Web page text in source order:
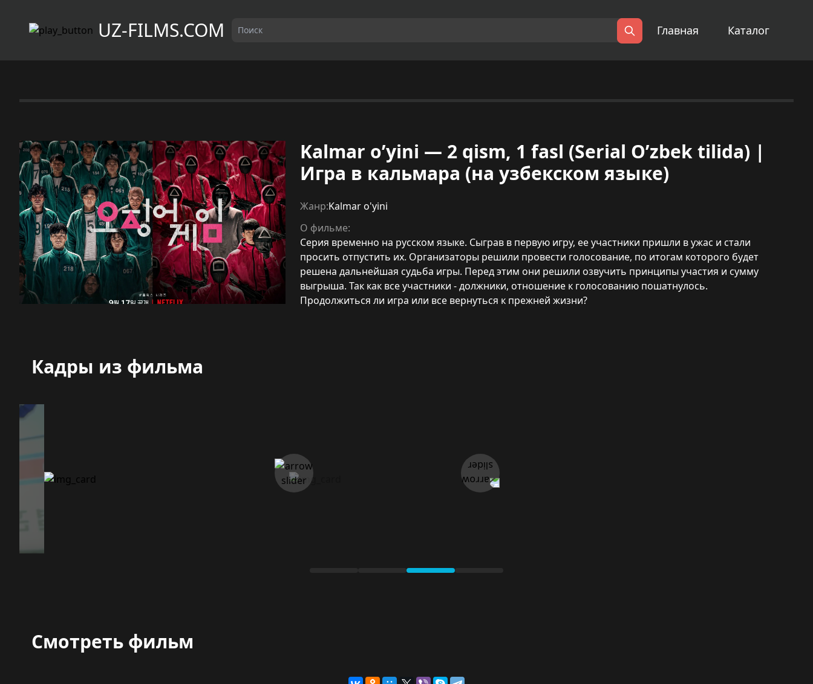
UZ-FILMS.COM Поиск
Главная Каталог
Kalmar o’yini — 2 qism, 1 fasl (Serial O’zbek tilida) |
Игра в кальмара (на узбекском языке)
Жанр:Kalmar o'yini
О фильме:
Серия временно на русском языке. Сыграв в первую игру, ее участники пришли в ужас и стали
просить отпустить их. Организаторы решили провести голосование, по итогам которого будет
решена дальнейшая судьба игры. Перед этим они решили озвучить принципы участия и сумму
выгрыша. Так как все участники - должники, отношение к голосованию пошатнулось.
Продолжиться ли игра или все вернуться к прежней жизни?
Кадры из фильма
Смотреть фильм